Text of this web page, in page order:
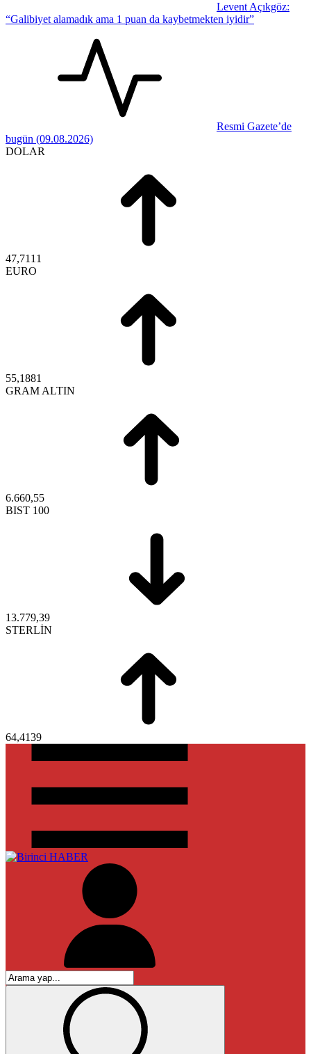
Levent Açıkgöz:
“Galibiyet alamadık ama 1 puan da kaybetmekten iyidir”
Resmi Gazete’de
bugün (09.08.2026)
DOLAR
47,7111
EURO
55,1881
GRAM ALTIN
6.660,55
BIST 100
13.779,39
STERLİN
64,4139